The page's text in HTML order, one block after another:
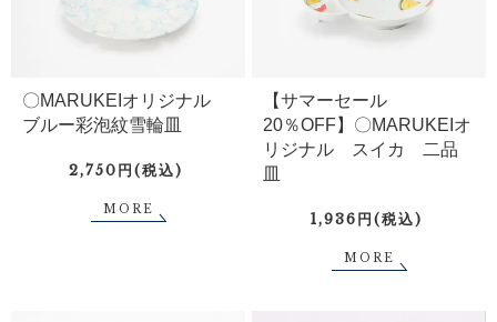
〇MARUKEIオリジナル
ブルー彩泡紋雪輪皿
2,750円(税込)
MORE
【サマーセール
20％OFF】〇MARUKEIオ
リジナル スイカ 二品
皿
1,936円(税込)
MORE